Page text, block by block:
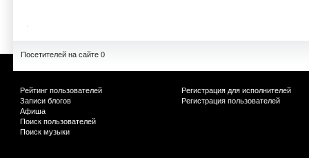
Посетителей на сайте 0
Рейтинг пользователей
Записи блогов
Афиша
Поиск пользователей
Поиск музыки
Регистрация для исполнителей
Регистрация пользователей